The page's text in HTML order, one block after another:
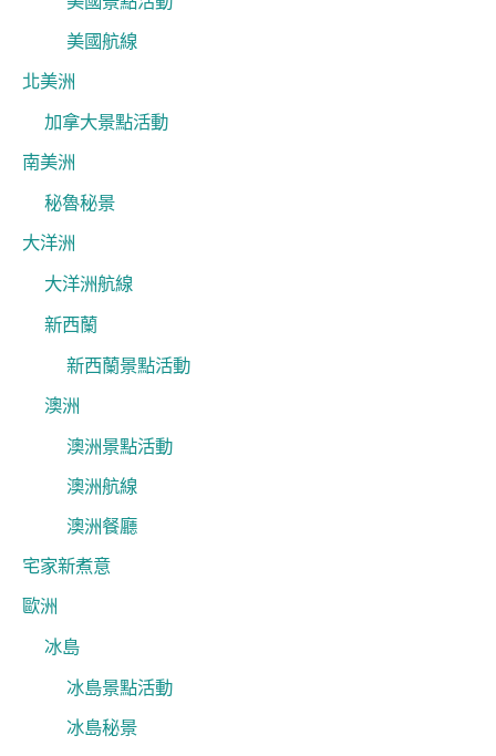
美國航線
北美洲
加拿大景點活動
南美洲
秘魯秘景
大洋洲
大洋洲航線
新西蘭
新西蘭景點活動
澳洲
澳洲景點活動
澳洲航線
澳洲餐廳
宅家新煮意
歐洲
冰島
冰島景點活動
冰島秘景